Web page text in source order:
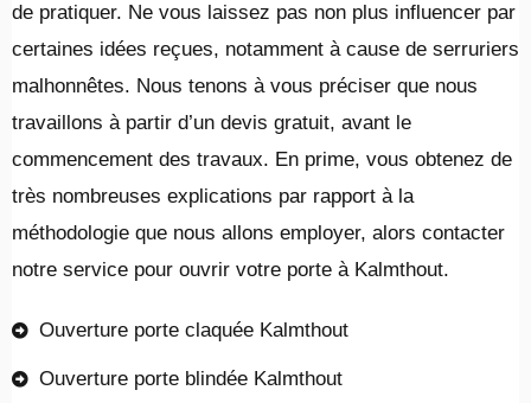
de pratiquer. Ne vous laissez pas non plus influencer par
certaines idées reçues, notamment à cause de serruriers
malhonnêtes. Nous tenons à vous préciser que nous
travaillons à partir d’un devis gratuit, avant le
commencement des travaux. En prime, vous obtenez de
très nombreuses explications par rapport à la
méthodologie que nous allons employer, alors contacter
notre service pour ouvrir votre porte à Kalmthout.
Ouverture porte claquée Kalmthout
Ouverture porte blindée Kalmthout